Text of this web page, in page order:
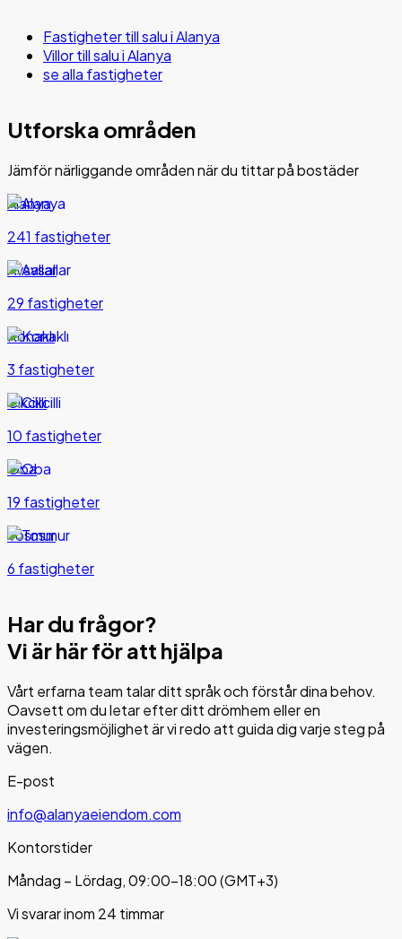
Fastigheter till salu i Alanya
Villor till salu i Alanya
se alla fastigheter
Utforska områden
Jämför närliggande områden när du tittar på bostäder
Alanya
241 fastigheter
Avsallar
29 fastigheter
Konaklı
3 fastigheter
Cikcilli
10 fastigheter
Oba
19 fastigheter
Tosmur
6 fastigheter
Har du frågor?
Vi är här för att hjälpa
Vårt erfarna team talar ditt språk och förstår dina behov.
Oavsett om du letar efter ditt drömhem eller en
investeringsmöjlighet är vi redo att guida dig varje steg på
vägen.
E-post
info@alanyaeiendom.com
Kontorstider
Måndag – Lördag, 09:00–18:00 (GMT+3)
Vi svarar inom 24 timmar